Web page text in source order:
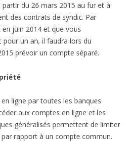
partir du 26 mars 2015 au fur et à
des contrats de syndic. Par
juin 2014 et que vous
pour un an, il faudra lors du
prévoir un compte séparé.
ligne par toutes les banques
aux comptes en ligne et les
généralisés permettent de limiter
rapport à un compte commun.